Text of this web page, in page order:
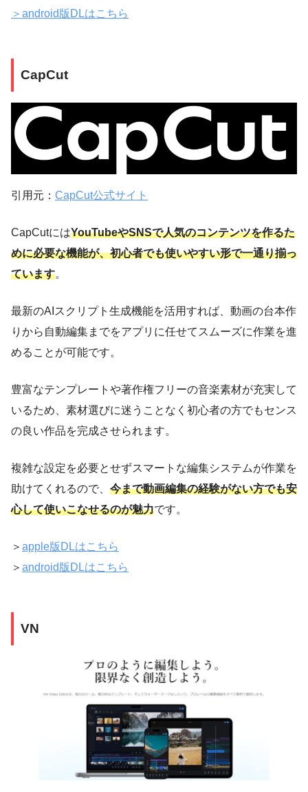
＞android版DLはこちら
CapCut
引用元： CapCut公式サイト
CapCutにはYouTubeやSNSで人気のコンテンツを作るた
めに必要な機能が、初心者でも使いやすい形で一通り揃っ
ています。
最新のAIスクリプト生成機能を活用すれば、動画の台本作
りから自動編集までをアプリに任せてスムーズに作業を進
めることが可能です。
豊富なテンプレートや著作権フリーの音楽素材が充実して
いるため、素材選びに迷うことなく初心者の方でもセンス
の良い作品を完成させられます。
複雑な設定を必要とせずスマートな編集システムが作業を
助けてくれるので、 今まで動画編集の経験がない方でも安
心して使いこなせるのが魅力です。
＞ apple版DLはこちら
＞ android版DLはこちら
VN